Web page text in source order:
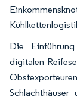
Die
digitalen